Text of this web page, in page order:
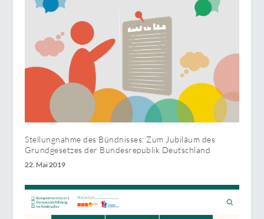
Stellungnahme des Bündnisses: Zum Jubiläum des
Grundgesetzes der Bundesrepublik Deutschland
22. Mai 2019